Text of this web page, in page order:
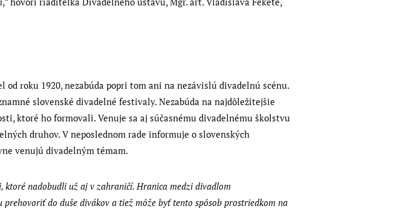
roku 1920, nezabúda popri tom ani na nezávislú divadelnú scénu.
slovenské divadelné festivaly. Nezabúda na najdôležitejšie
ktoré ho formovali. Venuje sa aj súčasnému divadelnému školstvu
druhov. V neposlednom rade informuje o slovenských
venujú divadelným témam.
ktoré nadobudli už aj v zahraničí. Hranica medzi divadlom
do duše divákov a tiež môže byť tento spôsob prostriedkom na